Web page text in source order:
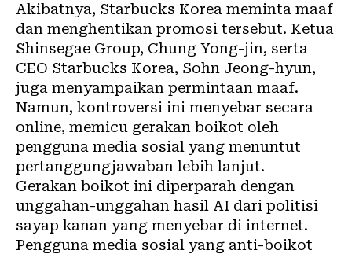
Akibatnya, Starbucks Korea meminta maaf
dan menghentikan promosi tersebut. Ketua
Shinsegae Group, Chung Yong-jin, serta
CEO Starbucks Korea, Sohn Jeong-hyun,
juga menyampaikan permintaan maaf.
Namun, kontroversi ini menyebar secara
online, memicu gerakan boikot oleh
pengguna media sosial yang menuntut
pertanggungjawaban lebih lanjut.
Gerakan boikot ini diperparah dengan
unggahan-unggahan hasil AI dari politisi
sayap kanan yang menyebar di internet.
Pengguna media sosial yang anti-boikot